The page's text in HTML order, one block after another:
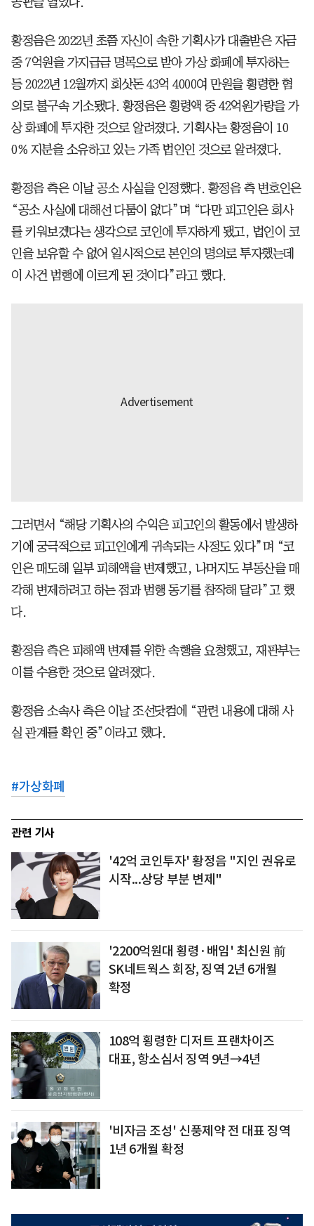
황정음은 2022년 초쯤 자신이 속한 기획사가 대출받은 자금
중 7억원을 가지급금 명목으로 받아 가상 화폐에 투자하는
등 2022년 12월까지 회삿돈 43억 4000여 만원을 횡령한 혐
의로 불구속 기소됐다. 황정음은 횡령액 중 42억원가량을 가
상 화폐에 투자한 것으로 알려졌다. 기획사는 황정음이 10
0% 지분을 소유하고 있는 가족 법인인 것으로 알려졌다.
황정음 측은 이날 공소 사실을 인정했다. 황정음 측 변호인은
“공소 사실에 대해선 다툼이 없다”며 “다만 피고인은 회사
를 키워보겠다는 생각으로 코인에 투자하게 됐고, 법인이 코
인을 보유할 수 없어 일시적으로 본인의 명의로 투자했는데
이 사건 범행에 이르게 된 것이다”라고 했다.
그러면서 “해당 기획사의 수익은 피고인의 활동에서 발생하
기에 궁극적으로 피고인에게 귀속되는 사정도 있다”며 “코
인은 매도해 일부 피해액을 변제했고, 나머지도 부동산을 매
각해 변제하려고 하는 점과 범행 동기를 참작해 달라”고 했
다.
황정음 측은 피해액 변제를 위한 속행을 요청했고, 재판부는
이를 수용한 것으로 알려졌다.
황정음 소속사 측은 이날 조선닷컴에 “관련 내용에 대해 사
실 관계를 확인 중”이라고 했다.
#가상화폐
관련 기사
'42억 코인투자' 황정음 "지인 권유로
시작...상당 부분 변제"
'2200억원대 횡령·배임' 최신원 前
SK네트웍스 회장, 징역 2년 6개월
확정
108억 횡령한 디저트 프랜차이즈
대표, 항소심서 징역 9년→4년
'비자금 조성' 신풍제약 전 대표 징역
1년 6개월 확정